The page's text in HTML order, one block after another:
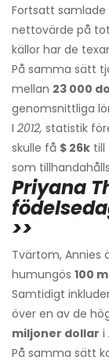
Fortsatt
nettovärde på
källor har de
På samma sätt
mellan 23 000
genomsnittliga
I 2012, statistik
skulle få $ 26k till
som
Priyana
>>
Tvärtom, Annies
humungös 100
Samtidigt
över en av de
miljoner dollar i
På samma sätt